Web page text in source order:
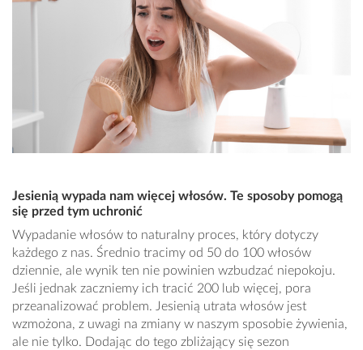
Jesienią wypada nam więcej włosów. Te sposoby pomogą
się przed tym uchronić
Wypadanie włosów to naturalny proces, który dotyczy
każdego z nas. Średnio tracimy od 50 do 100 włosów
dziennie, ale wynik ten nie powinien wzbudzać niepokoju.
Jeśli jednak zaczniemy ich tracić 200 lub więcej, pora
przeanalizować problem. Jesienią utrata włosów jest
wzmożona, z uwagi na zmiany w naszym sposobie żywienia,
ale nie tylko. Dodając do tego zbliżający się sezon